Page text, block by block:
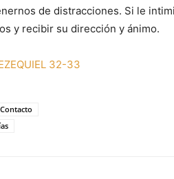
de distracciones. Si le
y recibir su dirección y ánimo.
32-33